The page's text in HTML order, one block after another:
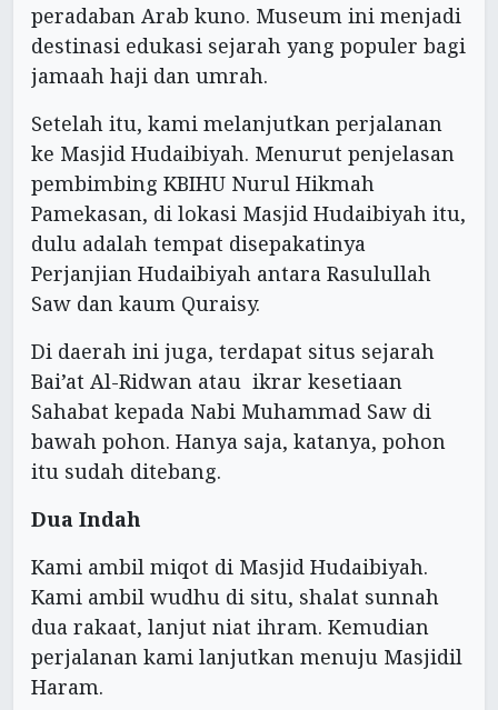
peradaban Arab kuno. Museum ini menjadi
destinasi edukasi sejarah yang populer bagi
jamaah haji dan umrah.
Setelah itu, kami melanjutkan perjalanan
ke Masjid Hudaibiyah. Menurut penjelasan
pembimbing KBIHU Nurul Hikmah
Pamekasan, di lokasi Masjid Hudaibiyah itu,
dulu adalah tempat disepakatinya
Perjanjian Hudaibiyah antara Rasulullah
Saw dan kaum Quraisy.
Di daerah ini juga, terdapat situs sejarah
Bai’at Al-Ridwan atau ikrar kesetiaan
Sahabat kepada Nabi Muhammad Saw di
bawah pohon. Hanya saja, katanya, pohon
itu sudah ditebang.
Dua Indah
Kami ambil miqot di Masjid Hudaibiyah.
Kami ambil wudhu di situ, shalat sunnah
dua rakaat, lanjut niat ihram. Kemudian
perjalanan kami lanjutkan menuju Masjidil
Haram.